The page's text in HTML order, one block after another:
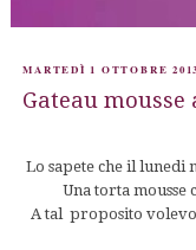
MARTEDÌ 1 OTTOBRE 2013
Gateau mousse
Lo sapete che il lunedi
Una torta mousse
A tal proposito